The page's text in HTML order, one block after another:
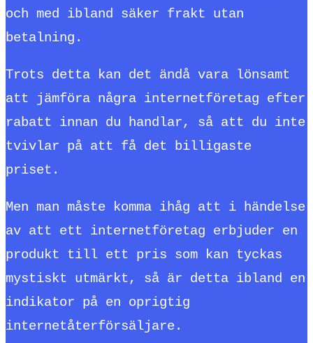
och med ibland säker frakt utan
betalning.
Trots detta kan det ändå vara lönsamt
att jämföra några internetföretag efter
rabatt innan du handlar, så att du inte
tvivlar på att få det billigaste
priset.
Men man måste komma ihåg att i händelse
av att ett internetföretag erbjuder en
produkt till ett pris som kan tyckas
mystiskt utmärkt, så är detta ibland en
indikator på en oprigtig
internetåterförsäljare.